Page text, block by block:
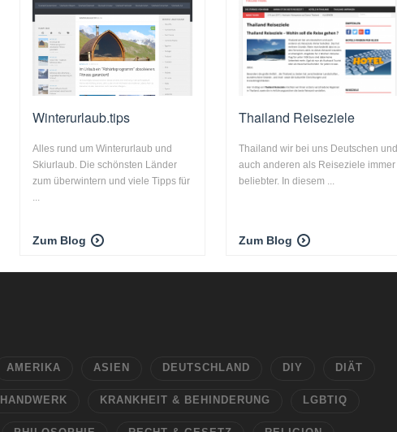
Winterurlaub.tips
Alles rund um Winterurlaub und
Skiurlaub. Die schönsten Länder
zum überwintern und viele Tipps für
...
Zum Blog
Thailand Reiseziele
Thailand wir bei uns Deutschen und
auch anderen als Reiseziele immer
beliebter. In diesem ...
Zum Blog
AMERIKA ASIEN DEUTSCHLAND DIY DIÄT
HANDWERK KRANKHEIT & BEHINDERUNG LGBTIQ